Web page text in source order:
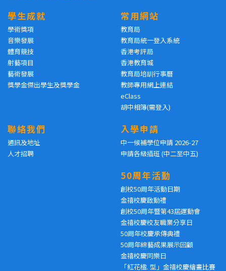
學生成就
學術獎項
音樂發展
體育競技
射藝項目
藝術發展
獎學金傑出學生及獎學金
常用網站
教育局
教育局統一登入系統
香港考評局
香港教育城
教育局培訓行事曆
教師專用網上連結
eClass
胡中相簿(需登入)
聯絡我們
通訊及地址
人才招聘
入學申請
中一候補學位申請 2026-27
申請各級插班 (中二至中五)
50周年活動
創校50周年活動日期
金禧校慶啟動禮
創校50周年暨第43屆運動會
金禧校慶校友職業分享日
50周年校慶承傳典禮
50周年綜藝成果展示回顧
金禧校慶同樂日
「紅花楹. 型」金禧校慶繪畫比賽